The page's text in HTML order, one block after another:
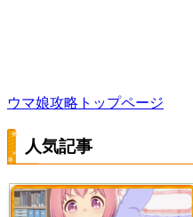
ウマ娘攻略トップページ
人気記事